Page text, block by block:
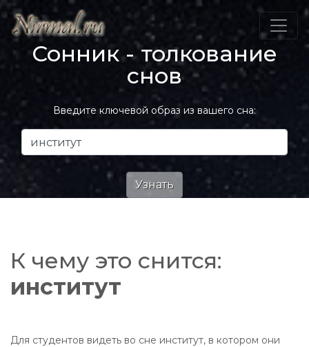
Сонник - толкование
снов
Введите ключевой образ из вашего сна:
К чему это снится:
институт
Для студентов видеть во сне институт, в котором они